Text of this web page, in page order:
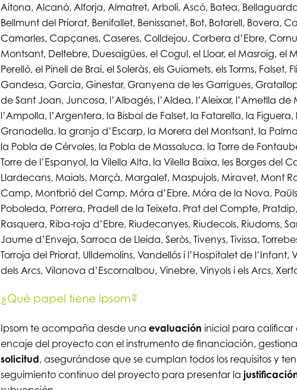
Aitona, Alcanó, Alforja, Almatret, Arbolí, Ascó, Batea,
Bellmunt del Priorat, Benifallet, Benissanet, Bot, Botarell, Bovera,
Camarles, Capçanes, Caseres, Colldejou, Corbera d’Ebre,
Montsant, Deltebre, Duesaigües, el Cogul, el Lloar, el Masroig, el
Perelló, el Pinell de Brai, el Soleràs, els Guiamets, els Torms, Falset,
Gandesa, Garcia, Ginestar, Granyena de les Garrigues,
de Sant Joan, Juncosa, l’Albagés, l’Aldea, l’Aleixar, l’Ametlla de
l’Ampolla, l’Argentera, la Bisbal de Falset, la Fatarella, la Figuera,
Granadella, la granja d’Escarp, la Morera del Montsant, la
la Pobla de Cérvoles, la Pobla de Massaluca. la Torre de
Torre de l’Espanyol, la Vilella Alta, la Vilella Baixa, les Borges del
Llardecans, Maials, Marçà, Margalef, Maspujols, Miravet, Mont
Camp, Montbrió del Camp, Móra d’Ebre, Móra de la Nova,
Poboleda, Porrera, Pradell de la Teixeta. Prat del Compte, Pratdip,
Rasquera, Riba-roja d’Ebre, Riudecanyes, Riudecols, Riudoms,
Jaume d’Enveja, Sarroca de Lleida, Seròs, Tivenys, Tivissa,
Torroja del Priorat, Ulldemolins, Vandellós i l’Hospitalet de l’Infant,
dels Arcs, Vilanova d’Escornalbou, Vinebre, Vinyols i els Arcs,
¿Qué papel tiene ipsom?
Ipsom te acompaña desde una evaluación inicial para calificar
encaje del proyecto con el instrumento de financiación,
solicitud, asegurándose que se cumplan todos los requisitos y
seguimiento continuo del proyecto para presentar la